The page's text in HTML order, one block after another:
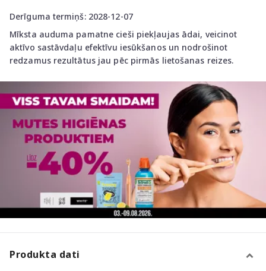
Derīguma termiņš: 2028-12-07
Mīksta auduma pamatne cieši piekļaujas ādai, veicinot
aktīvo sastāvdaļu efektīvu iesūkšanos un nodrošinot
redzamus rezultātus jau pēc pirmās lietošanas reizes.
Produkta dati